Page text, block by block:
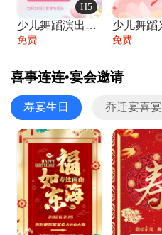
H5
少儿舞蹈演出舞蹈比赛跳舞大赛文艺汇演活动
免费 免费
喜事连连•宴会邀请
寿宴生日 乔迁宴喜宴